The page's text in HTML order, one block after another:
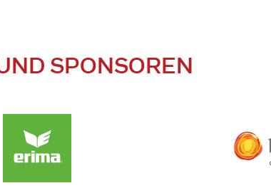
SPONSOREN